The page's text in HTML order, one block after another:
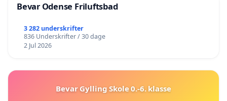
Bevar Odense Friluftsbad
3 282 underskrifter
836 Underskrifter / 30 dage
2 Jul 2026
Bevar Gylling Skole 0.-6. klasse